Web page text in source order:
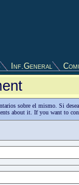
Inf.General
sobre el mismo. Si
about it. If you want to